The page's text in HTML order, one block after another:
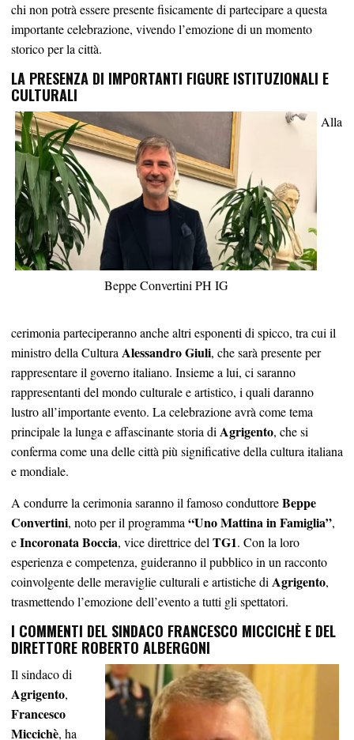
chi non potrà essere presente fisicamente di partecipare a questa
importante celebrazione, vivendo l’emozione di un momento
storico per la città.
LA PRESENZA DI IMPORTANTI FIGURE ISTITUZIONALI E
CULTURALI
Beppe Convertini PH IG
Alla
cerimonia parteciperanno anche altri esponenti di spicco, tra cui il
ministro della CulturaAlessandro Giuli, che sarà presente per
rappresentare il governo italiano. Insieme a lui, ci saranno
rappresentanti del mondo culturale e artistico, i quali daranno
lustro all’importante evento. La celebrazione avrà come tema
principale la lunga e affascinante storia diAgrigento, che si
conferma come una delle città più significative della cultura italiana
e mondiale.
A condurre la cerimonia saranno il famoso conduttoreBeppe
Convertini, noto per il programma“Uno Mattina in Famiglia”,
eIncoronata Boccia, vice direttrice delTG1. Con la loro
esperienza e competenza, guideranno il pubblico in un racconto
coinvolgente delle meraviglie culturali e artistiche diAgrigento,
trasmettendo l’emozione dell’evento a tutti gli spettatori.
I COMMENTI DEL SINDACO FRANCESCO MICCICHÈ E DEL
DIRETTORE ROBERTO ALBERGONI
Il sindaco di
Agrigento,
Francesco
Miccichè, ha